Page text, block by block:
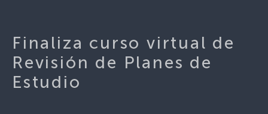
Finaliza curso virtual de
Revisión de Planes de
Estudio